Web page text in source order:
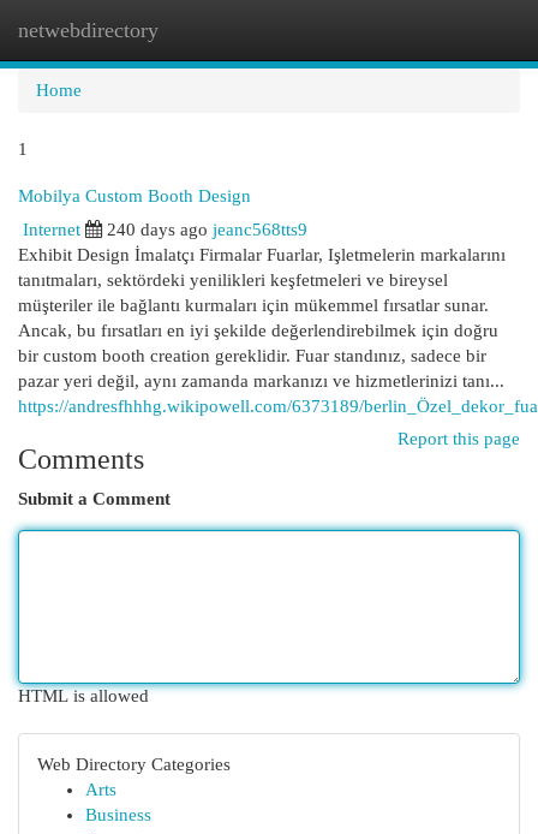
netwebdirectory
Home
1
Mobilya Custom Booth Design
Internet
240 days ago jeanc568tts9
Exhibit Design İmalatçı Firmalar Fuarlar, Işletmelerin markalarını
tanıtmaları, sektördeki yenilikleri keşfetmeleri ve bireysel
müşteriler ile bağlantı kurmaları için mükemmel fırsatlar sunar.
Ancak, bu fırsatları en iyi şekilde değerlendirebilmek için doğru
bir custom booth creation gereklidir. Fuar standınız, sadece bir
pazar yeri değil, aynı zamanda markanızı ve hizmetlerinizi tanı...
https://andresfhhhg.wikipowell.com/6373189/
Report this page
Comments
Submit a Comment
HTML is allowed
Web Directory Categories
Arts
Business